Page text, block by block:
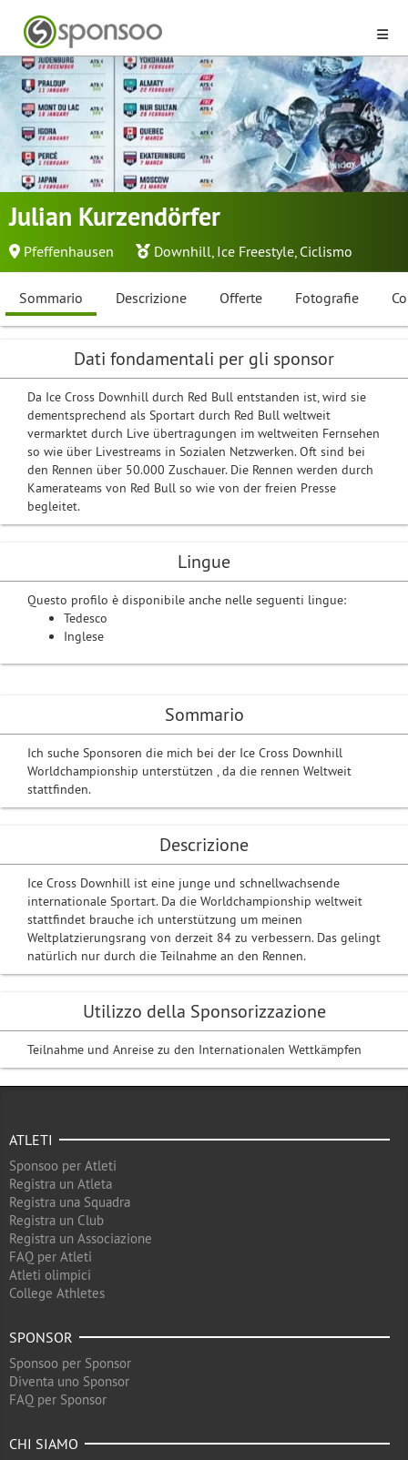
Julian Kurzendörfer
Pfeffenhausen Downhill, Ice Freestyle, Ciclismo
Sommario Descrizione Offerte Fotografie
Sommario
Ich suche Sponsoren die mich bei der Ice Cross Downhill
Worldchampionship unterstützen , da die rennen Weltweit
stattfinden.
Descrizione
Ice Cross Downhill ist eine junge und schnellwachsende
internationale Sportart. Da die Worldchampionship weltweit
stattfindet brauche ich unterstützung um meinen
Weltplatzierungsrang von derzeit 84 zu verbessern. Das gelingt
natürlich nur durch die Teilnahme an den Rennen.
Utilizzo della Sponsorizzazione
Teilnahme und Anreise zu den Internationalen Wettkämpfen
Dati fondamentali per gli sponsor
Da Ice Cross Downhill durch Red Bull entstanden ist, wird sie
dementsprechend als Sportart durch Red Bull weltweit
vermarktet durch Live übertragungen im weltweiten Fernsehen
so wie über Livestreams in Sozialen Netzwerken. Oft sind bei
den Rennen über 50.000 Zuschauer. Die Rennen werden durch
Kamerateams von Red Bull so wie von der freien Presse
begleitet.
Lingue
Questo profilo è disponibile anche nelle seguenti lingue:
Tedesco
Inglese
ATLETI
Sponsoo per Atleti
Registra un Atleta
Registra una Squadra
Registra un Club
Registra un Associazione
FAQ per Atleti
Atleti olimpici
College Athletes
SPONSOR
Sponsoo per Sponsor
Diventa uno Sponsor
FAQ per Sponsor
CHI SIAMO